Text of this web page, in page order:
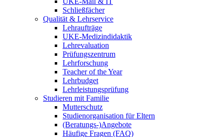
Schließfächer
Qualität & Lehrservice
Lehraufträge
UKE-Medizindidaktik
Lehrevaluation
Prüfungszentrum
Lehrforschung
Teacher of the Year
Lehrbudget
Lehrleistungsprüfung
Studieren mit Familie
Mutterschutz
Studienorganisation für Eltern
(Beratungs-)Angebote
Häufige Fragen (FAQ)